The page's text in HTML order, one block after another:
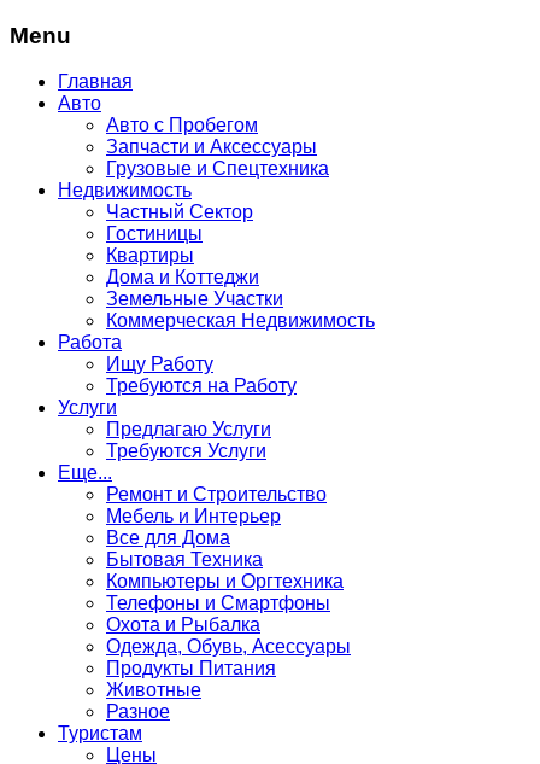
Menu
Главная
Авто
Авто с Пробегом
Запчасти и Аксессуары
Грузовые и Спецтехника
Недвижимость
Частный Сектор
Гостиницы
Квартиры
Дома и Коттеджи
Земельные Участки
Коммерческая Недвижимость
Работа
Ищу Работу
Требуются на Работу
Услуги
Предлагаю Услуги
Требуются Услуги
Еще...
Ремонт и Строительство
Мебель и Интерьер
Все для Дома
Бытовая Техника
Компьютеры и Оргтехника
Телефоны и Смартфоны
Охота и Рыбалка
Одежда, Обувь, Асессуары
Продукты Питания
Животные
Разное
Туристам
Цены